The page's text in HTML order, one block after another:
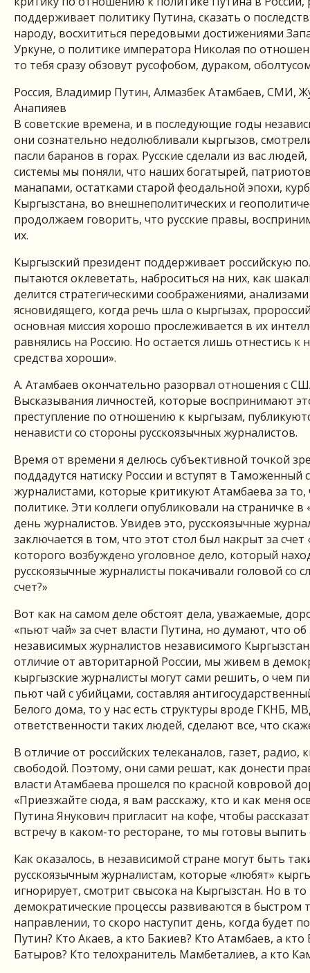
поддерживает политику Путина, сказать о
народу, восхититься передовыми достижениями
Уркуне, о политике императора Николая по
то тебя сразу обзовут русофобом, дураком,
Россия, Владимир Путин, Алмазбек Атамбаев, СМИ,
Анапияев
В советские времена, и в последующие годы
они сознательно недолюбливали кыргызов,
пасли баранов в горах. Русские сделали из вас
системы мы поняли, что наших богатырей,
манапами, остатками старой феодальной эпохи,
Кыргызстана, во внешнеполитических и
продолжаем говорить, что русские правы,
их.
Кыргызский президент поддерживает российскую
пытаются оклеветать, наброситься на них, как
делится стратегическими соображениями,
ясновидящего, когда речь шла о кыргызах,
основная миссия хорошо прослеживается в их
равнялись на Россию. Но остается лишь отнестись
средства хороши».
А. Атамбаев окончательно разорвал отношения с
Высказывания личностей, которые воспринимают
преступление по отношению к кыргызам,
ненависти со стороны русскоязычных журналистов.
Время от времени я делюсь субъективной точкой
поддадутся натиску России и вступят в
журналистами, которые критикуют Атамбаева за
политике. Эти коллеги опубликовали на страничке
день журналистов. Увидев это, русскоязычные
заключается в том, что этот стол был накрыт за
которого возбуждено уголовное дело, который
русскоязычные журналисты покачивали головой со
счет?»
Вот как на самом деле обстоят дела, уважаемые,
«пьют чай» за счет власти Путина, но думают, что
независимых журналистов независимого
отличие от авторитарной России, мы живем в
кыргызские журналисты могут сами решить, о чем
пьют чай с убийцами, составляя
Белого дома, то у нас есть структуры вроде ГКНБ,
ответственности таких людей, сделают все, что
В отличие от российских телеканалов, газет,
свободой. Поэтому, они сами решат, как донести
власти Атамбаева прошелся по красной ковровой
«Приезжайте сюда, я вам расскажу, кто и как меня
Путина Янукович пригласит на кофе, чтобы
встречу в каком-то ресторане, то мы готовы
Как оказалось, в независимой стране могут быть
русскоязычным журналистам, которые «любят»
игнорирует, смотрит свысока на Кыргызстан. Но в
демократические процессы развиваются в
направлении, то скоро наступит день, когда будет
Путин? Кто Акаев, а кто Бакиев? Кто Атамбаев, а
Батыров? Кто телохранитель Мамбеталиев, а кто